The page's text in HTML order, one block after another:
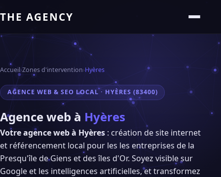
THE AGENCY
Accueil›Zones d'intervention›Hyères
AGENCE WEB & SEO LOCAL · HYÈRES (83400)
Agence web à Hyères
Votre agence web à Hyères : création de site internet
et référencement local pour les les entreprises de la
Presqu'île de Giens et des îles d'Or. Soyez visible sur
Google et les intelligences artificielles, et transformez